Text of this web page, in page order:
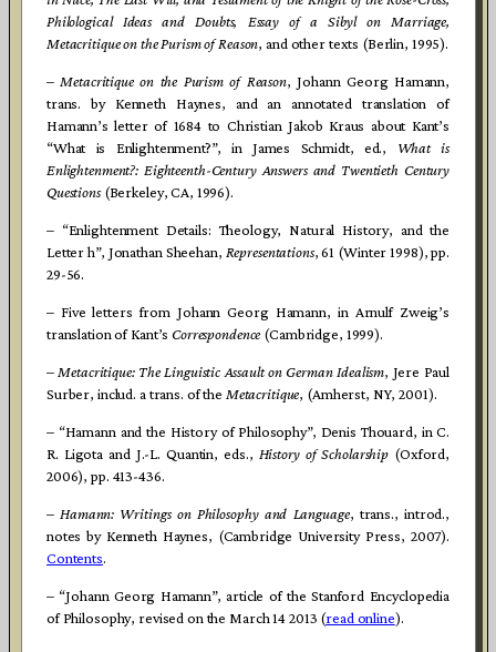
Philological Ideas and Doubts, Essay of a Sibyl on Marriage,
Metacritique on the Purism of Reason, and other texts (Berlin, 1995).
–Metacritique on the Purism of Reason, Johann Georg Hamann,
trans. by Kenneth Haynes, and an annotated translation of
Hamann’s letter of 1684 to Christian Jakob Kraus about Kant’s
“What is Enlightenment?”, in
James Schmidt, ed., What is
Enlightenment?: Eighteenth-Century Answers and Twentieth Century
Questions(Berkeley, CA, 1996).
– “Enlightenment Details: Theology, Natural History, and the
Letter h”, Jonathan Sheehan, Representations, 61 (Winter 1998), pp.
29-56.
– Five letters from Johann Georg Hamann, in Arnulf Zweig’s
translation of Kant’sCorrespondence (Cambridge, 1999).
–Metacritique: The Linguistic Assault on German Idealism, Jere Paul
Surber, includ. a trans. of the Metacritique, (Amherst, NY, 2001).
– “Hamann and the History of Philosophy”, Denis Thouard, in C.
R. Ligota and J.-L. Quantin, eds., History of Scholarship (Oxford,
2006), pp. 413-436.
–Hamann: Writings on Philosophy and Language, trans., introd.,
notes by Kenneth Haynes, (Cambridge University Press, 2007).
Contents.
– “Johann Georg Hamann”, article of the Stanford Encyclopedia
of Philosophy, revised on the March 14 2013 (read online).